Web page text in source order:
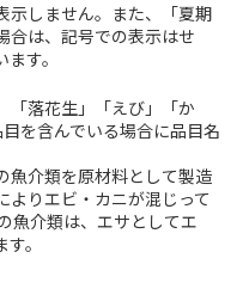
示しません。また、「夏期
合は、記号での表示はせ
す。
「落花生」「えび」「か
を含んでいる場合に品目名
介類を原材料として製造
よりエビ・カニが混じって
魚介類は、エサとしてエ
。